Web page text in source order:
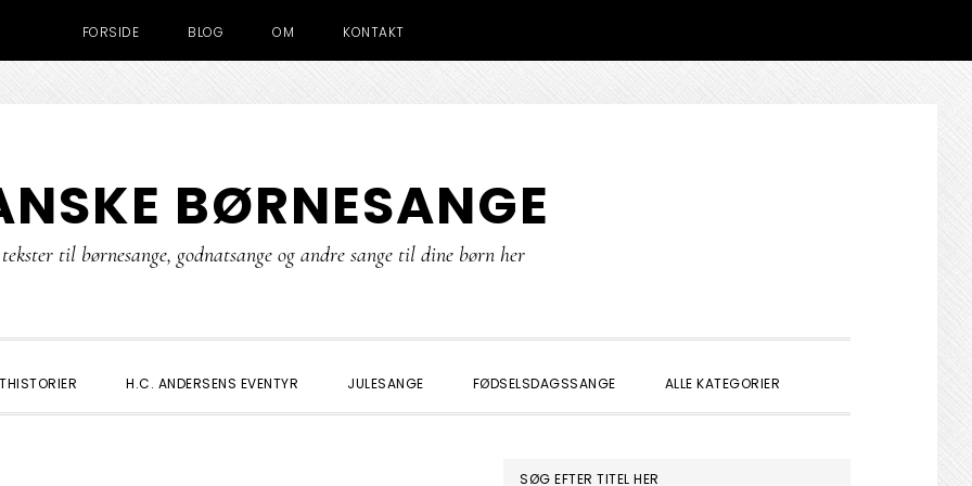
FORSIDE BLOG OM KONTAKT
BØRNESANGE
til børnesange, godnatsange og andre sange til dine børn her
H.C. ANDERSENS EVENTYR JULESANGE FØDSELSDAGSSANGE ALLE KATEGORIER
SØG EFTER TITEL HER